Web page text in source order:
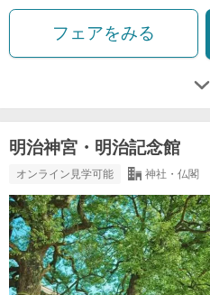
フェアをみる
明治神宮・明治記念館
オンライン見学可能 神社・仏閣